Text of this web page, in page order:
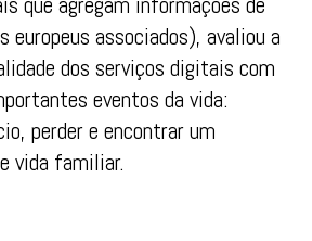
europeus associados), avaliou a
dos serviços digitais com
eventos da vida:
perder e encontrar um
vida familiar.